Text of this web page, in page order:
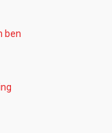
ben